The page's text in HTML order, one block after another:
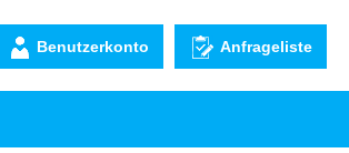
Benutzerkonto Anfrageliste